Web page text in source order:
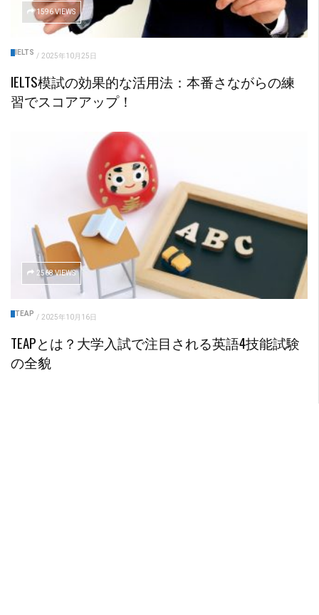
1596 VIEWS
IELTS / 2025年10月25日
IELTS模試の効果的な活用法：本番さながらの練
習でスコアアップ！
2568 VIEWS
TEAP / 2025年10月16日
TEAPとは？大学入試で注目される英語4技能試験
の全貌